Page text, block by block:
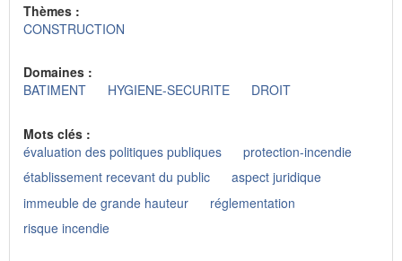
Thèmes :
CONSTRUCTION
Domaines :
BATIMENT
HYGIENE-SECURITE DROIT
Mots clés :
évaluation des politiques publiques
protection-incendie
établissement recevant du public
aspect juridique
immeuble de grande hauteur
réglementation
risque incendie